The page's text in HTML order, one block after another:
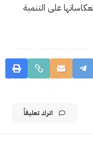
على التنمية
اترك تعليقاً